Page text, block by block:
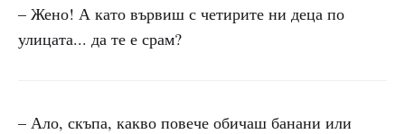
– Жено! А като вървиш с четирите ни деца по
улицата... да те е срам?
– Ало, скъпа, какво повече обичаш банани или